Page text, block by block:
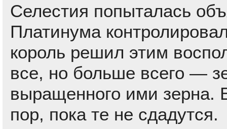
Селестия попыталась
Платинума
король решил этим
все, но больше всего —
выращенного ими зерна.
пор, пока те не сдадутся.